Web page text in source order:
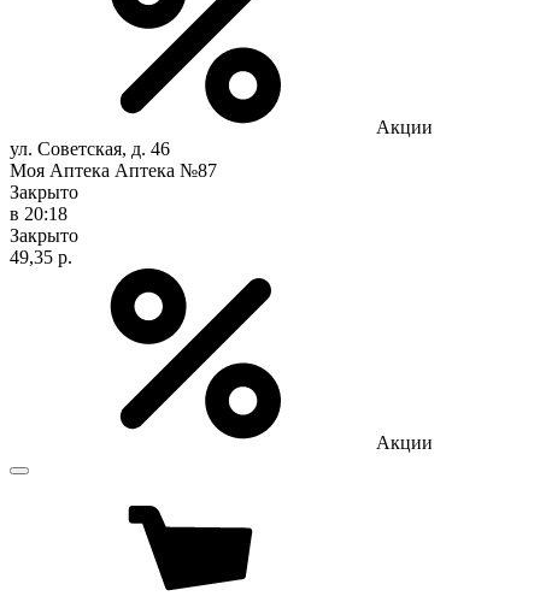
Акции
ул. Советская, д. 46
Моя Аптека Аптека №87
Закрыто
в 20:18
Закрыто
49,35 р.
Акции